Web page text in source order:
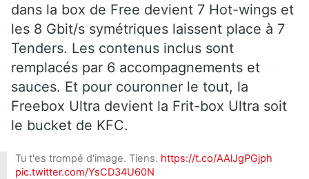
dans la box de Free devient 7 Hot-wings et
les 8 Gbit/s symétriques laissent place à 7
Tenders. Les contenus inclus sont
remplacés par 6 accompagnements et
sauces. Et pour couronner le tout, la
Freebox Ultra devient la Frit-box Ultra soit
le bucket de KFC.
Tu t'es trompé d'image. Tiens. https://t.co/AAlJgPGjph
pic.twitter.com/YsCD34U60N